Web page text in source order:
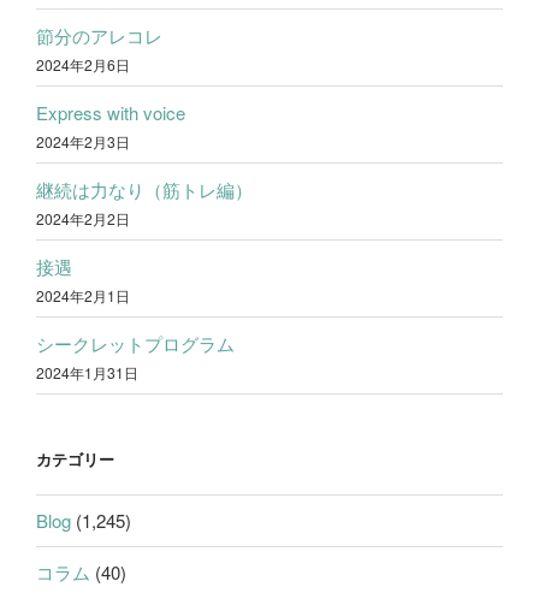
節分のアレコレ
2024年2月6日
Express with voice
2024年2月3日
継続は力なり（筋トレ編）
2024年2月2日
接遇
2024年2月1日
シークレットプログラム
2024年1月31日
カテゴリー
Blog (1,245)
コラム (40)